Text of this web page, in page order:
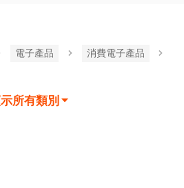
電子產品
消費電子產品
所有類別